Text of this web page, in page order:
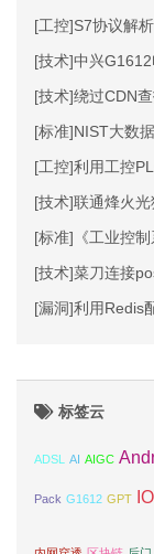
[工控]S7协议解析
[技术]中兴
[技术]绕过CDN
[标准]NIST大数
[工控]利用工控
[技术]联通烽火
[标准]《工业控
[技术]菜刀连接
[漏洞]利用Redis
标签云
ADSL AI AIGC
Pack G1612 GPT